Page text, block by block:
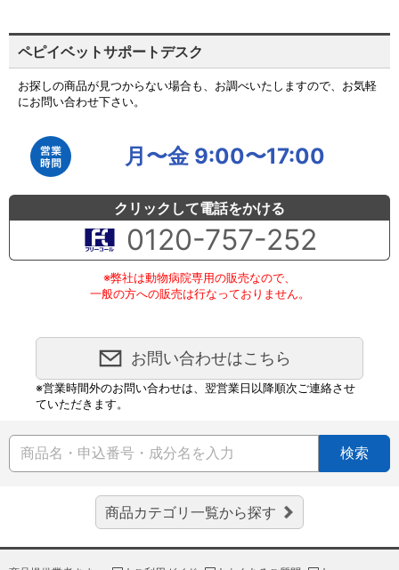
ペピイベットサポートデスク
お探しの商品が見つからない場合も、お調べいたしますので、お気軽
にお問い合わせ下さい。
月〜金 9:00〜17:00
クリックして電話をかける
0120-757-252
※弊社は動物病院専用の販売なので、
一般の方への販売は行なっておりません。
お問い合わせはこちら
※営業時間外のお問い合わせは、翌営業日以降順次ご連絡させ
ていただきます。
検索
商品カテゴリ一覧から探す